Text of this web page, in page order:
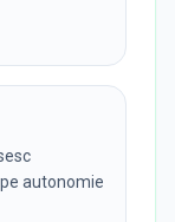
autonomie